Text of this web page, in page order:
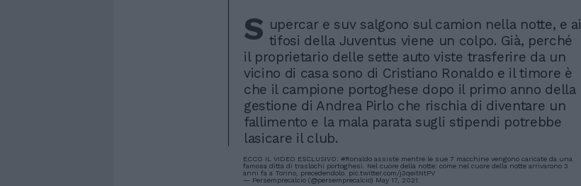
S upercar e suv salgono sul camion nella notte, e ai
tifosi della Juventus viene un colpo. Già, perché
il proprietario delle sette auto viste trasferire da un
vicino di casa sono di Cristiano Ronaldo e il timore è
che il campione portoghese dopo il primo anno della
gestione di Andrea Pirlo che rischia di diventare un
fallimento e la mala parata sugli stipendi potrebbe
lasicare il club.
ECCO IL VIDEO ESCLUSIVO: #Ronaldo assiste mentre le sue 7 macchine vengono caricate da una
famosa ditta di traslochi portoghesi. Nel cuore della notte: come nel cuore della notte arrivarono 3
anni fa a Torino, precedendolo. pic.twitter.com/j3qeitNtPV
— Persemprecalcio (@persemprecalcio) May 17, 2021